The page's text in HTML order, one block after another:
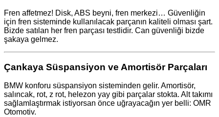
Fren affetmez! Disk, ABS beyni, fren merkezi… Güvenliğin
için fren sisteminde kullanılacak parçanın kaliteli olması şart.
Bizde satılan her fren parçası testlidir. Can güvenliği bizde
şakaya gelmez.
Çankaya Süspansiyon ve Amortisör Parçaları
BMW konforu süspansiyon sisteminden gelir. Amortisör,
salıncak, rot, z rot, helezon yay gibi parçalar stokta. Alt takımı
sağlamlaştırmak istiyorsan önce uğrayacağın yer belli: OMR
Otomotiv.